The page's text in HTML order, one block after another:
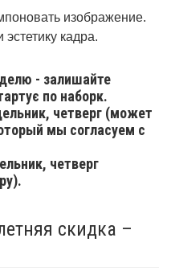
изображение.
эстетику кадра.
- залишайте
по наборк.
четверг (может
мы согласуем с
четверг
скидка –